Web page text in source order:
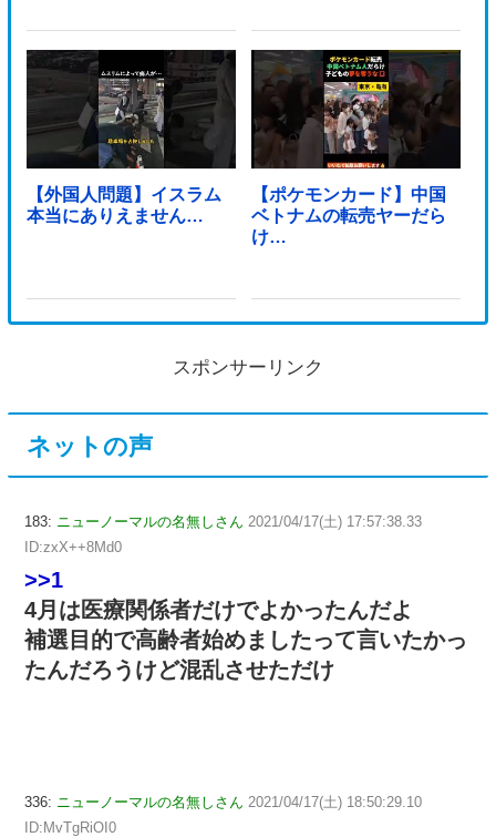
【外国人問題】イスラム
本当にありえません…
【ポケモンカード】中国
ベトナムの転売ヤーだら
け…
スポンサーリンク
ネットの声
183: ニューノーマルの名無しさん 2021/04/17(土) 17:57:38.33
ID:zxX++8Md0
>>1
4月は医療関係者だけでよかったんだよ
補選目的で高齢者始めましたって言いたかっ
たんだろうけど混乱させただけ
336: ニューノーマルの名無しさん 2021/04/17(土) 18:50:29.10
ID:MvTgRiOI0